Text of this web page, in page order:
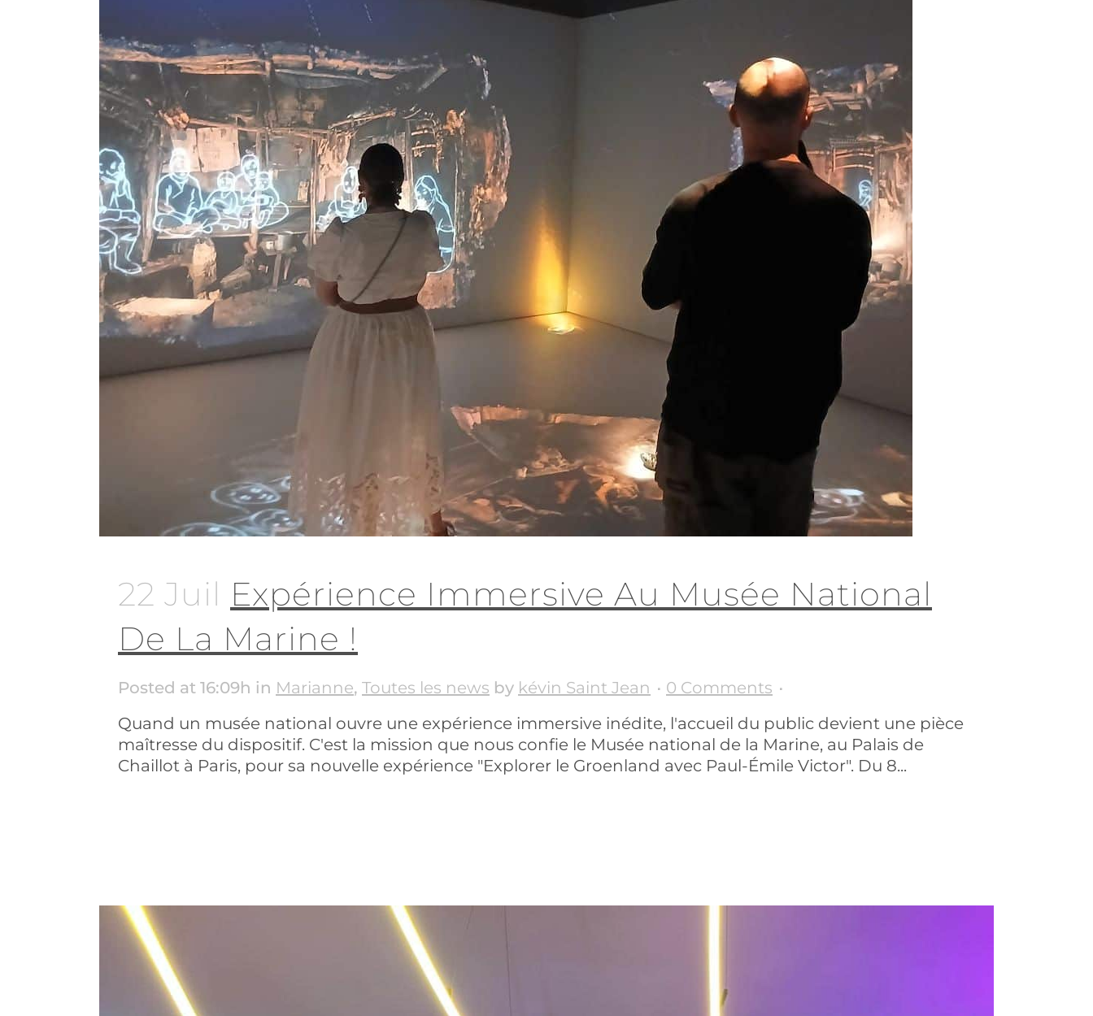
22 Juil Expérience Immersive Au Musée National
De La Marine !
Posted at 16:09h in Marianne, Toutes les news by kévin Saint Jean
0 Comments
Quand un musée national ouvre une expérience immersive inédite, l'accueil du public devient une pièce
maîtresse du dispositif. C'est la mission que nous confie le Musée national de la Marine, au Palais de
Chaillot à Paris, pour sa nouvelle expérience "Explorer le Groenland avec Paul-Émile Victor". Du 8...